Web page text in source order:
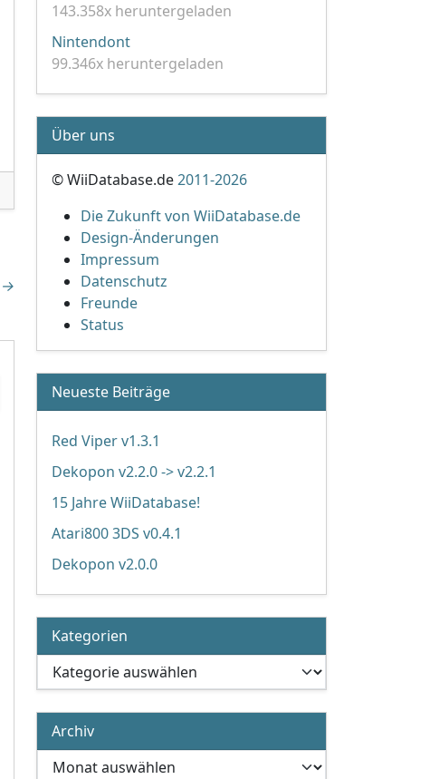
→
143.358x heruntergeladen
Nintendont
99.346x heruntergeladen
Über uns
© WiiDatabase.de2011-2026
Die Zukunft von WiiDatabase.de
Design-Änderungen
Impressum
Datenschutz
Freunde
Status
Neueste Beiträge
Red Viper v1.3.1
Dekopon v2.2.0 -> v2.2.1
15 Jahre WiiDatabase!
Atari800 3DS v0.4.1
Dekopon v2.0.0
Kategorien
Kategorien
Archiv
Archiv